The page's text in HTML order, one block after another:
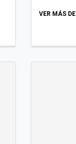
VER MÁS DE